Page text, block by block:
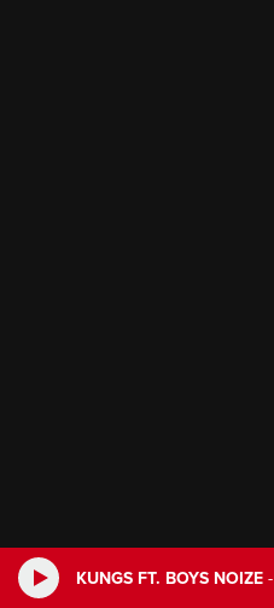
KUNGS FT. BOYS NOIZE -